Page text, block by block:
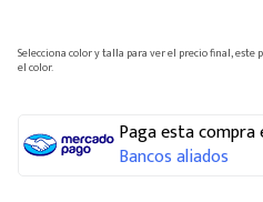
Selecciona color y talla para ver el precio final, este
el color.
Paga esta compra
Bancos aliados